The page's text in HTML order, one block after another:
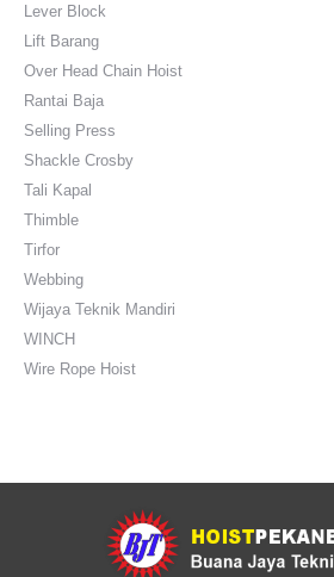
Lever Block
Lift Barang
Over Head Chain Hoist
Rantai Baja
Selling Press
Shackle Crosby
Tali Kapal
Thimble
Tirfor
Webbing
Wijaya Teknik Mandiri
WINCH
Wire Rope Hoist